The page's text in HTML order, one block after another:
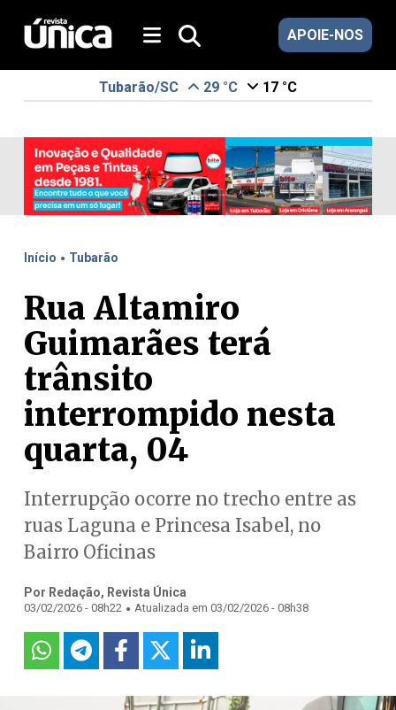
APOIE-NOS
Tubarão/SC 29 °C 17 °C
Início . Tubarão
Rua Altamiro
Guimarães terá
trânsito
interrompido nesta
quarta, 04
Interrupção ocorre no trecho entre as
ruas Laguna e Princesa Isabel, no
Bairro Oficinas
Por Redação, Revista Única
03/02/2026 - 08h22 . Atualizada em 03/02/2026 - 08h38